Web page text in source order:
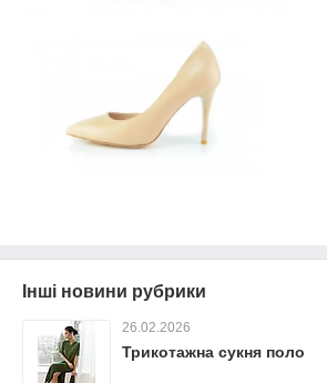
Інші новини рубрики
26.02.2026
Трикотажна сукня поло